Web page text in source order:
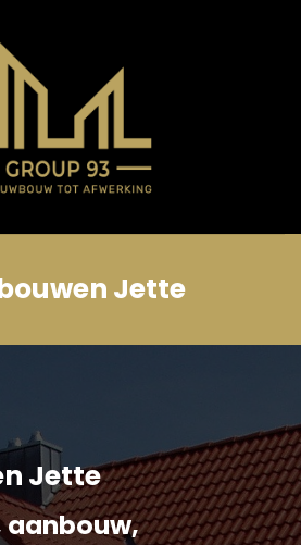
Jette
Jette
aanbouw,